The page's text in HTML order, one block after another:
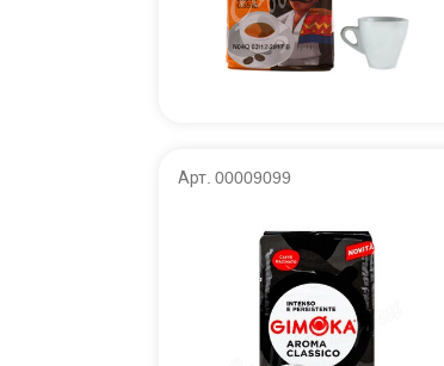
Арт. 00009099